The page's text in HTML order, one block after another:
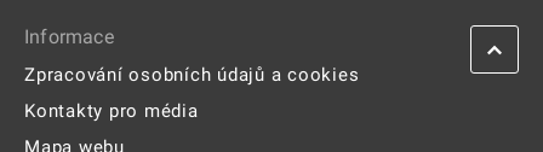
Informace
Zpracování osobních údajů a cookies
Kontakty pro média
Mapa webu